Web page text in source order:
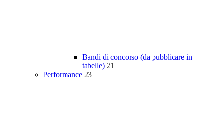
Bandi di concorso (da pubblicare in
tabelle) 21
Performance 23